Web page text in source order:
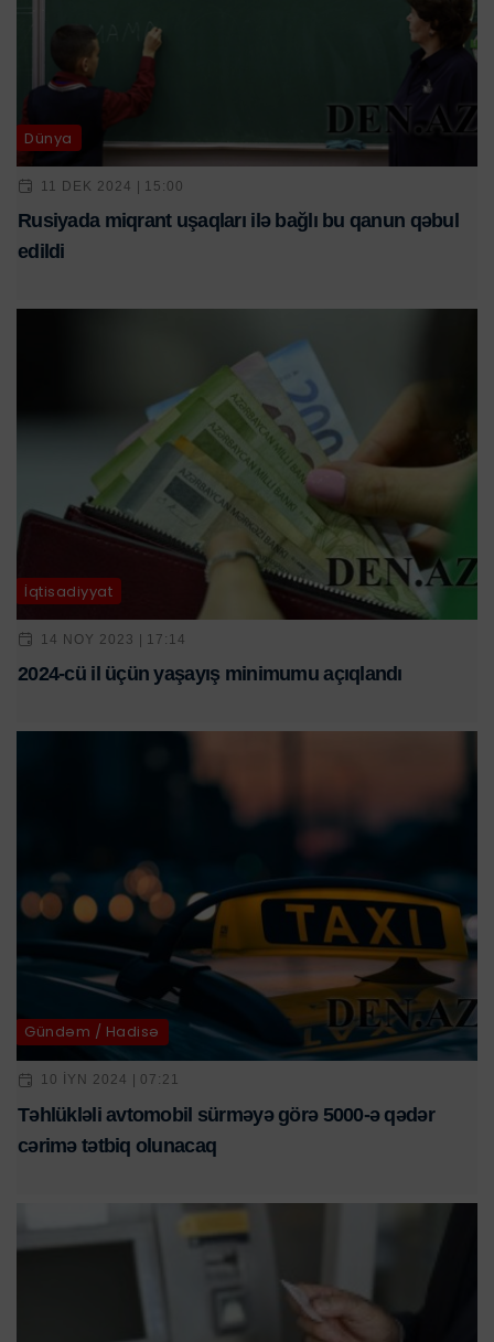
Dünya
11 DEK 2024 | 15:00
Rusiyada miqrant uşaqları ilə bağlı bu qanun qəbul
edildi
İqtisadiyyat
14 NOY 2023 | 17:14
2024-cü il üçün yaşayış minimumu açıqlandı
Gündəm / Hadisə
10 IYN 2024 | 07:21
Təhlükləli avtomobil sürməyə görə 5000-ə qədər
cərimə tətbiq olunacaq